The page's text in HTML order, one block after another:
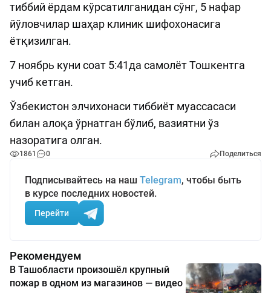
тиббий ёрдам кўрсатилганидан сўнг, 5 нафар
йўловчилар шаҳар клиник шифохонасига
ётқизилган.
7 ноябрь куни соат 5:41да самолёт Тошкентга
учиб кетган.
Ўзбекистон элчихонаси тиббиёт муассасаси
билан алоқа ўрнатган бўлиб, вазиятни ўз
назоратига олган.
1861 0 Поделиться
Подписывайтесь на наш Telegram, чтобы быть
в курсе последних новостей.
Перейти
Рекомендуем
В Ташобласти произошёл крупный
пожар в одном из магазинов — видео